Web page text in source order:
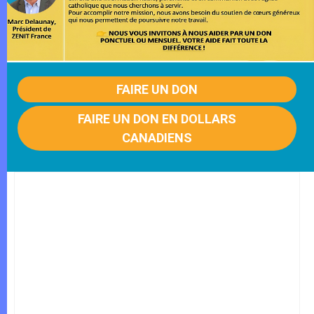
FAIRE UN DON
FAIRE UN DON EN DOLLARS
CANADIENS